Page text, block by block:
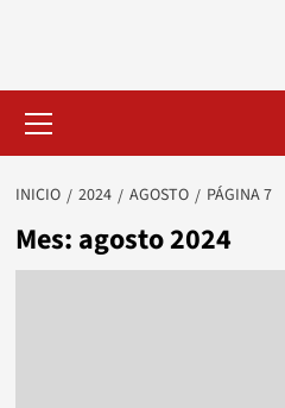
principal
INICIO 2024 AGOSTO PÁGINA 7
Mes: agosto 2024